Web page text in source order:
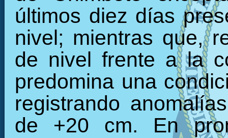
últimos diez días
nivel; mientras que,
de nivel frente a la
predomina una
registrando
de +20 cm. En